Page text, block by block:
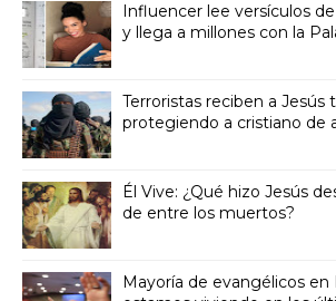
Influencer lee versículos
y llega a millones con la
Terroristas reciben a Jesús
protegiendo a cristiano de
Él Vive: ¿Qué hizo Jesús
de entre los muertos?
Mayoría de evangélicos en